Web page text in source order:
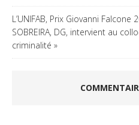
L’UNIFAB, Prix Giovanni Falcone
SOBREIRA, DG, intervient au
criminalité »